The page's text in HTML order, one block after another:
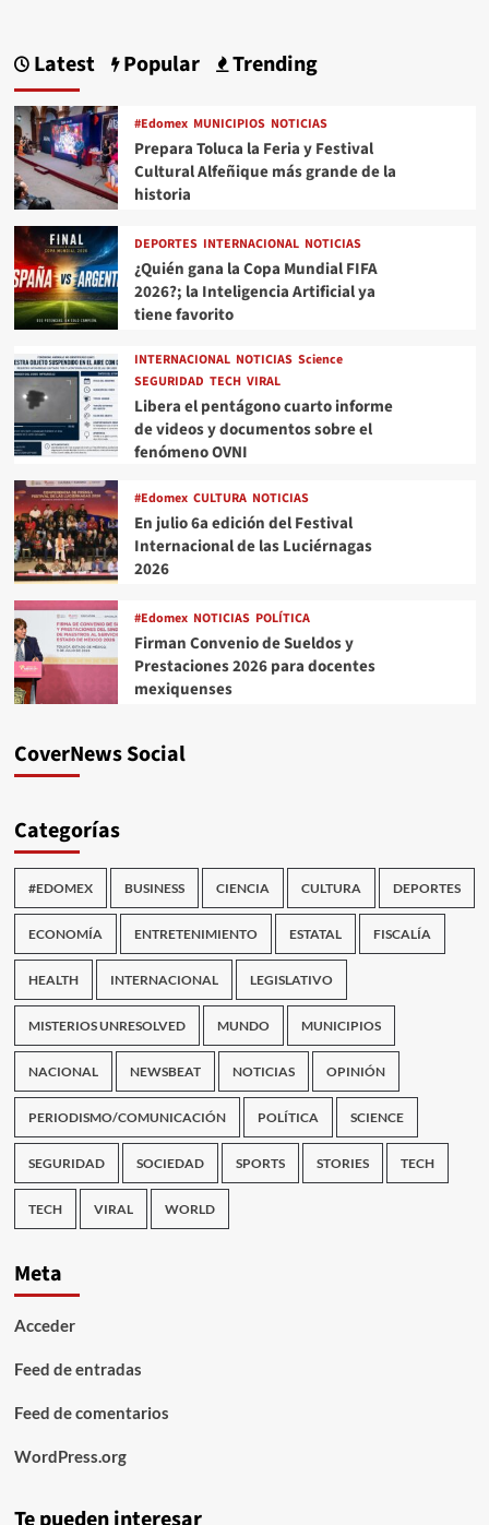
Latest Popular Trending
#Edomex MUNICIPIOS NOTICIAS
Prepara Toluca la Feria y Festival
Cultural Alfeñique más grande de la
historia
DEPORTES INTERNACIONAL NOTICIAS
¿Quién gana la Copa Mundial FIFA
2026?; la Inteligencia Artificial ya
tiene favorito
INTERNACIONAL NOTICIAS Science
SEGURIDAD TECH VIRAL
Libera el pentágono cuarto informe
de videos y documentos sobre el
fenómeno OVNI
#Edomex CULTURA NOTICIAS
En julio 6a edición del Festival
Internacional de las Luciérnagas
2026
#Edomex NOTICIAS POLÍTICA
Firman Convenio de Sueldos y
Prestaciones 2026 para docentes
mexiquenses
CoverNews Social
Categorías
#EDOMEX BUSINESS CIENCIA CULTURA DEPORTES
ECONOMÍA ENTRETENIMIENTO ESTATAL FISCALÍA
HEALTH INTERNACIONAL LEGISLATIVO
MISTERIOS UNRESOLVED MUNDO MUNICIPIOS
NACIONAL NEWSBEAT NOTICIAS OPINIÓN
PERIODISMO/COMUNICACIÓN POLÍTICA SCIENCE
SEGURIDAD SOCIEDAD SPORTS STORIES TECH
TECH VIRAL WORLD
Meta
Acceder
Feed de entradas
Feed de comentarios
WordPress.org